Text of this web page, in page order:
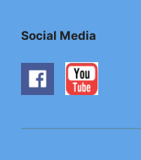
Social Media